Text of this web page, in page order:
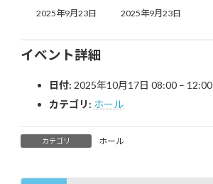
2025年9月23日
最
:
2025年9月23日
イベント詳細
日付: 2025年10月17日 08:00 – 12:00
カテゴリ: ホール
カテゴリ ホール